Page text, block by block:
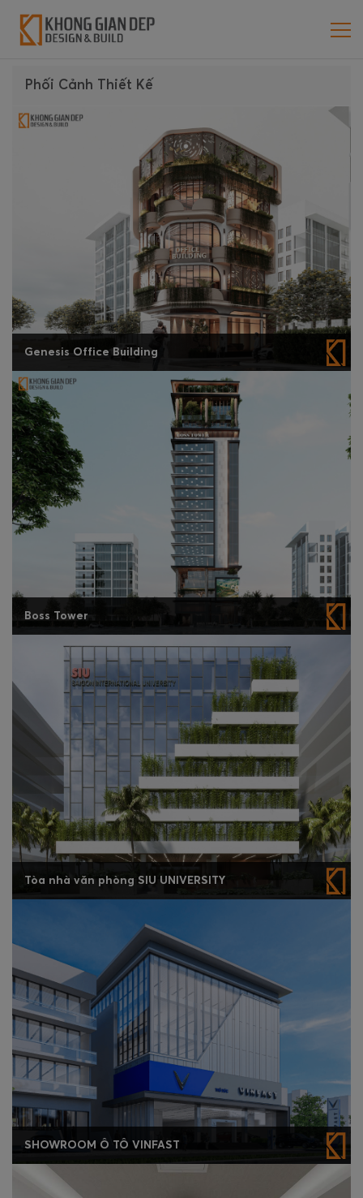
Phối Cảnh Thiết Kế
Genesis Office Building
Boss Tower
Tòa nhà văn phòng SIU UNIVERSITY
SHOWROOM Ô TÔ VINFAST